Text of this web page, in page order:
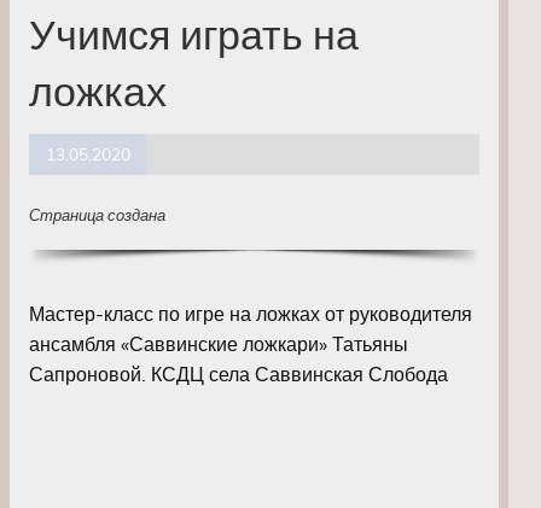
Учимся играть на
ложках
13.05.2020
Страница создана
Мастер-класс по игре на ложках от руководителя
ансамбля «Саввинские ложкари» Татьяны
Сапроновой. КСДЦ села Саввинская Слобода